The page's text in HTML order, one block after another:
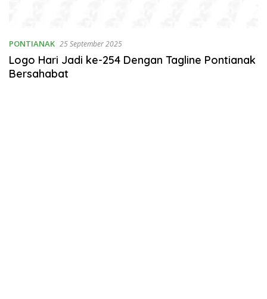
PONTIANAK 25 September 2025
Logo Hari Jadi ke-254 Dengan Tagline Pontianak
Bersahabat